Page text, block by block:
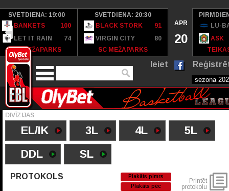
SVĒTDIENA: 19:00
BANKETS
100
LET IT RAIN
74
SC MEŽAPARKS
SVĒTDIENA: 20:30
BLACK STORK
91
VIRGIN CITY
80
SC MEŽAPARKS
APR
20
LU-
ASK
Ieiet
DIVĪZIJAS
EL/IK 3L 4L
5L
DDL
SL
PROTOKOLS
Plakāts pimrs
Plakāts pēc
Printēt
protokolu